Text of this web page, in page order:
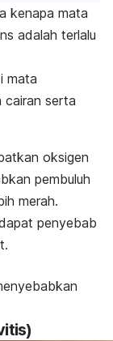
kenapa mata
adalah terlalu
mata
cairan serta
oksigen
pembuluh
merah.
penyebab
)